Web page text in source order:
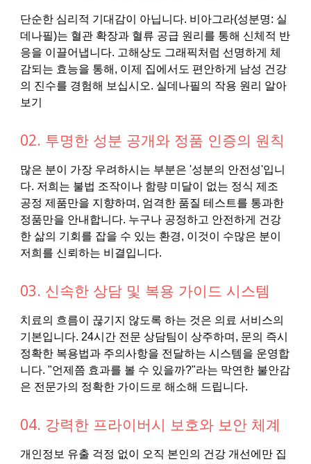
단순한 심리적 기대감이 아닙니다. 비아그라(성분명: 실
데나필)는 혈관 확장과 혈류 공급 원리를 통해 신체적 반
응을 이끌어냅니다. 고해상도 그래픽처럼 선명하게 체
감되는 효능을 통해, 이제 집에서도 편안하게 남성 건강
의 진수를 경험해 보십시오. 실데나필의 작용 원리 알아
보기
02. 투명한 성분 공개와 정품 인증의 원칙
많은 분이 가장 우려하시는 부분은 '성분의 안전성'입니
다. 저희는 불법 조작이나 함량 미달이 없는 정식 제조
공정 제품만을 지향하며, 엄격한 품질 테스트를 통과한
정품만을 안내합니다. 누구나 공정하고 안전하게 건강
한 삶의 기회를 잡을 수 있는 환경, 이것이 수많은 분이
저희를 신뢰하는 비결입니다.
03. 신속한 상담 및 복용 가이드 시스템
치료의 흐름이 끊기지 않도록 하는 것은 의료 서비스의
기본입니다. 24시간 전문 상담팀이 상주하며, 문의 즉시
정확한 복용법과 주의사항을 전달하는 시스템을 운영합
니다. "언제쯤 효과를 볼 수 있을까?"라는 막연한 불안감
은 전문가의 정확한 가이드로 해소해 드립니다.
04. 강력한 프라이버시 보호와 보안 체계
개인정보 유출 걱정 없이 오직 본인의 건강 개선에만 집